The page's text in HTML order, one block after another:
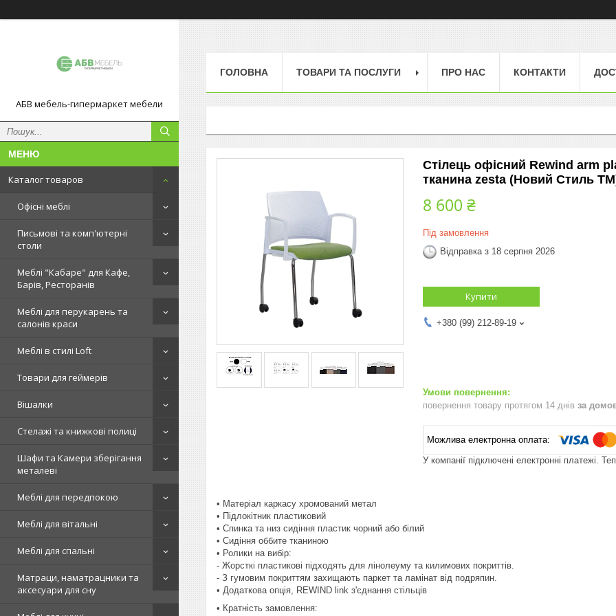
АБВ мебель-гипермаркет мебели
Каталог товаров
Офісні меблі
Письмові та комп'ютерні
столи
Меблі "Кабаре" для Кафе,
Барів, Ресторанів
Меблі для перукарень та
салонів краси
Меблі в стилі Loft
Товари для геймерів
Вішалки
Стелажі та книжкові полиці
Шафи та Камери зберігання
металеві
Меблі для передпокою
Меблі для вітальні
Меблі для спальні
Матраци, наматрацники та
аксесуари для сну
ГОЛОВНА ТОВАРИ ТА ПОСЛУГИ ПРО НАС КОНТАКТИ
Стілець офісний Rewind arm
тканина zesta (Новий Стиль
8 600 ₴
Під замовлення
Відправка з 18 серпня 2026
Купити
+380 (99) 212-89-19
повернення товару протягом 14 днів за
У компанії підключені електронні платежі.
• Матеріал каркасу хромований метал
• Підлокітник пластиковий
• Спинка та низ сидіння пластик чорний або білий
• Сидіння оббите тканиною
• Ролики на вибір:
- Жорсткі пластикові підходять для лінолеуму та килимових покриттів.
- З гумовим покриттям захищають паркет та ламінат від подряпин.
• Додаткова опція, REWIND link з'єднання стільців
• Кратність замовлення: